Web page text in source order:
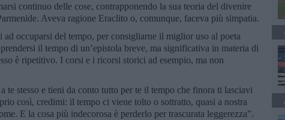
continuo delle cose, contrapponendo la sua teoria del divenire
Aveva ragione Eraclito o, comunque, faceva più simpatia.
occuparsi del tempo, per consigliarne il miglior uso al poeta
il tempo di un’epistola breve, ma significativa in materia di
è ripetitivo. I corsi e i ricorsi storici ad esempio, ma non
te stesso e tieni da conto tutto per te il tempo che finora ti lasciavi
così, credimi: il tempo ci viene tolto o sottratto, quasi a nostra
E la cosa più indecorosa è perderlo per trascurata leggerezza”.